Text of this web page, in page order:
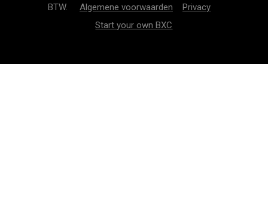
BTW. Algemene voorwaarden
Privacy
Start your own BXC